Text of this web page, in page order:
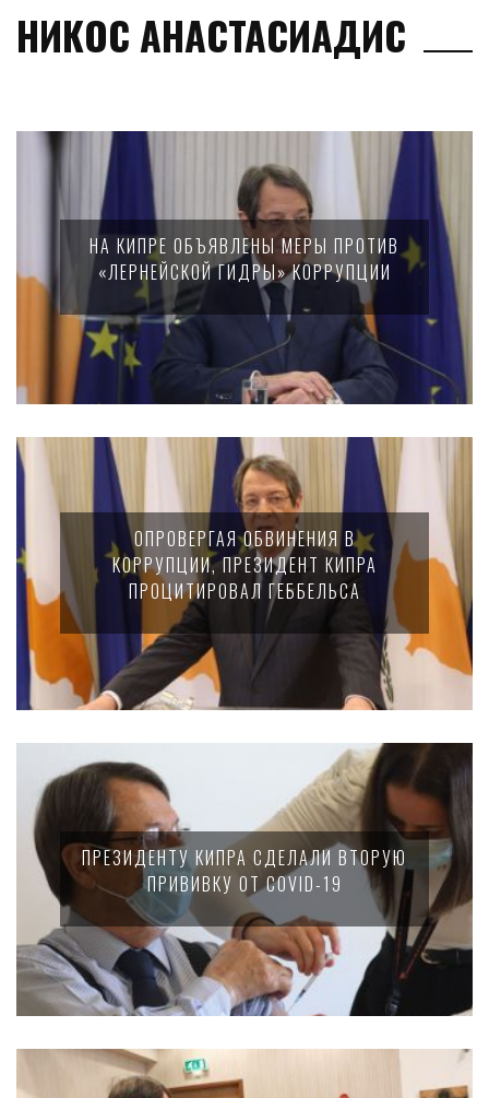
НИКОС АНАСТАСИАДИС
НА КИПРЕ ОБЪЯВЛЕНЫ МЕРЫ ПРОТИВ
«ЛЕРНЕЙСКОЙ ГИДРЫ» КОРРУПЦИИ
ОПРОВЕРГАЯ ОБВИНЕНИЯ В
КОРРУПЦИИ, ПРЕЗИДЕНТ КИПРА
ПРОЦИТИРОВАЛ ГЕББЕЛЬСА
ПРЕЗИДЕНТУ КИПРА СДЕЛАЛИ ВТОРУЮ
ПРИВИВКУ ОТ COVID-19